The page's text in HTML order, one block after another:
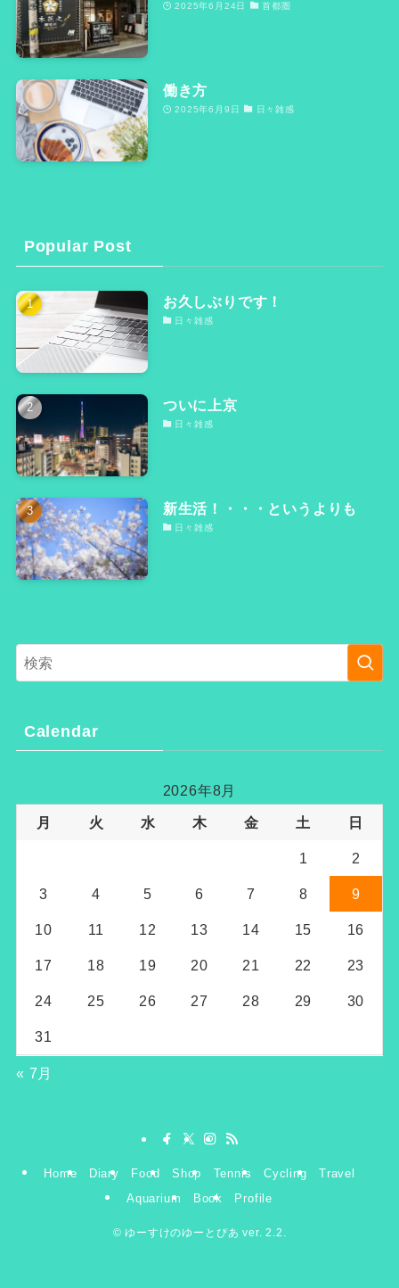
2025年6月24日 首都圏
働き方
2025年6月9日 日々雑感
Popular Post
お久しぶりです！
日々雑感
ついに上京
日々雑感
新生活！・・・というよりも
日々雑感
Calendar
2026年8月
月 火 水 木 金 土 日
1 2
3 4 5 6 7 8 9
10 11 12 13 14 15 16
17 18 19 20 21 22 23
24 25 26 27 28 29 30
31
« 7月
Home Diary Food Shop Tennis Cycling
Travel
Aquarium
Book Profile
© ゆーすけのゆーとぴあ ver. 2.2.